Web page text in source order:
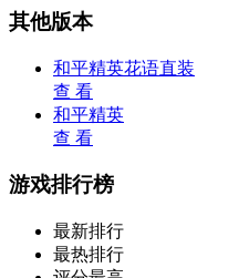
其他版本
和平精英花语直装
查 看
和平精英
查 看
游戏排行榜
最新排行
最热排行